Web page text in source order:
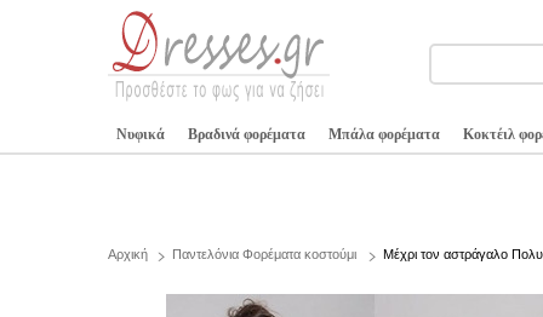
Νυφικά Βραδινά φορέματα Μπάλα φορέματα Κοκτέιλ
Αρχική Παντελόνια Φορέματα κοστούμι Μέχρι τον αστράγαλο